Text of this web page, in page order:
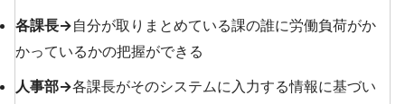
各課長→自分が取りまとめている課の誰に労働負荷がか
かっているかの把握ができる
人事部→各課長がそのシステムに入力する情報に基づい